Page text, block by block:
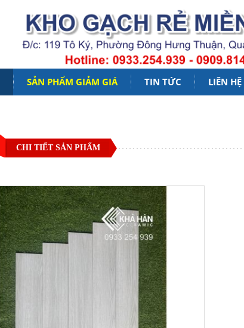
SẢN PHẨM GIẢM GIÁ TIN TỨC LIÊN HỆ
CHI TIẾT SẢN PHẨM